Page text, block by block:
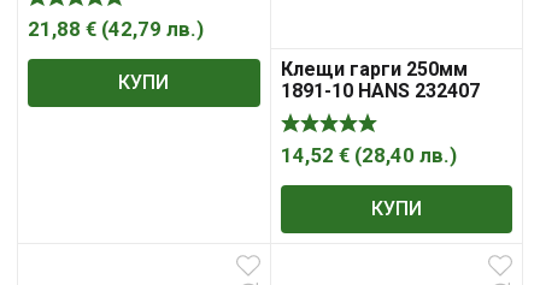
21,88 € (42,79 лв.)
КУПИ
Клещи гарги 250мм
1891-10 HANS 232407
14,52 € (28,40 лв.)
КУПИ